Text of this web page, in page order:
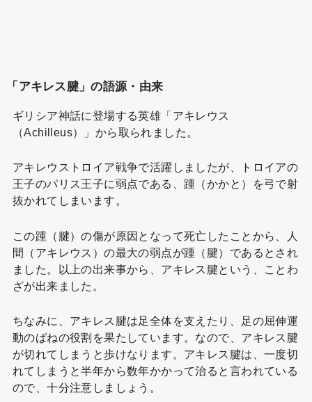
「アキレス腱」の語源・由来
ギリシア神話に登場する英雄「アキレウス
（Achilleus）」から取られました。
アキレウストロイア戦争で活躍しましたが、トロイアの
王子のパリス王子に弱点である、踵（かかと）を弓で射
抜かれてしまいます。
この踵（腱）の傷が原因となって死亡したことから、人
間（アキレウス）の最大の弱点が踵（腱）であるとされ
ました。以上の出来事から、アキレス腱という、ことわ
ざが出来ました。
ちなみに、アキレス腱は足全体を支えたり、足の屈伸運
動のばねの役割を果たしています。なので、アキレス腱
が切れてしまうと歩けなります。アキレス腱は、一度切
れてしまうと半年から数年かかって治ると言われている
ので、十分注意しましょう。